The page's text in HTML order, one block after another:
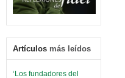
Artículos más leídos
‘Los fundadores del